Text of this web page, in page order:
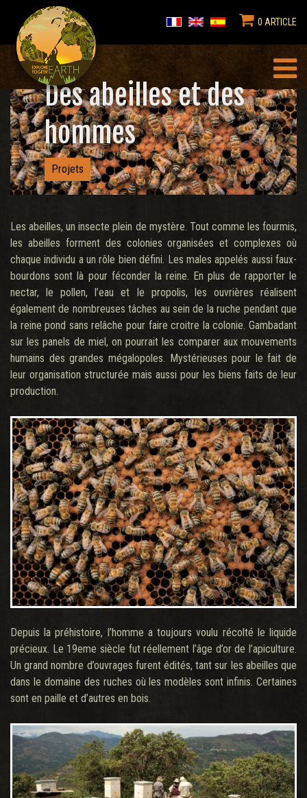
0 ARTICLE
Des abeilles et des
hommes
Projets
Les abeilles, un insecte plein de mystère. Tout comme les fourmis,
les abeilles forment des colonies organisées et complexes où
chaque individu a un rôle bien défini. Les males appelés aussi faux-
bourdons sont là pour féconder la reine. En plus de rapporter le
nectar, le pollen, l’eau et le propolis, les ouvrières réalisent
également de nombreuses tâches au sein de la ruche pendant que
la reine pond sans relâche pour faire croitre la colonie. Gambadant
sur les panels de miel, on pourrait les comparer aux mouvements
humains des grandes mégalopoles. Mystérieuses pour le fait de
leur organisation structurée mais aussi pour les biens faits de leur
production.
Depuis la préhistoire, l’homme a toujours voulu récolté le liquide
précieux. Le 19eme siècle fut réellement l’âge d’or de l’apiculture.
Un grand nombre d’ouvrages furent édités, tant sur les abeilles que
dans le domaine des ruches où les modèles sont infinis. Certaines
sont en paille et d’autres en bois.